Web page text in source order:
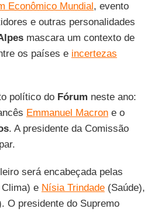
Econômico Mundial, evento
e outras personalidades
mascara um contexto de
os países e incertezas
político do Fórum neste ano:
Emmanuel Macrone o
. A presidente da Comissão
será encabeçada pelas
e Nísia Trindade (Saúde),
O presidente do Supremo